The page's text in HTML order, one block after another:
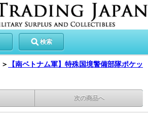
検索
＞
【南ベトナム軍】特殊国境警備部隊ポケッ
次の商品へ